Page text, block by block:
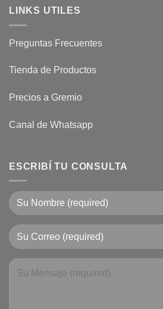
LINKS UTILES
Preguntas Frecuentes
Tienda de Productos
Precios a Gremio
Canal de Whatsapp
ESCRIBÍ TU CONSULTA